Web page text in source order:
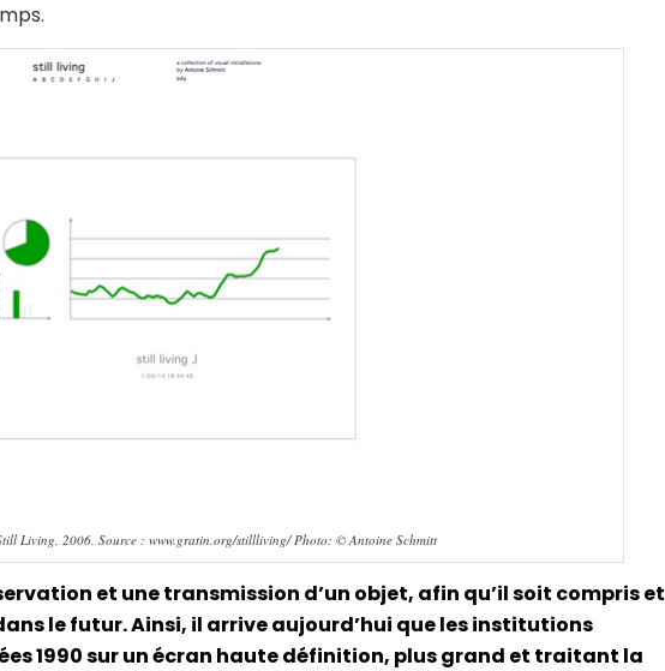
Living, 2006. Source : www.gratin.org/stillliving/ Photo: © Antoine Schmitt
et une transmission d’un objet, afin qu’il soit compris et
le futur. Ainsi, il arrive aujourd’hui que les institutions
1990 sur un écran haute définition, plus grand et traitant la